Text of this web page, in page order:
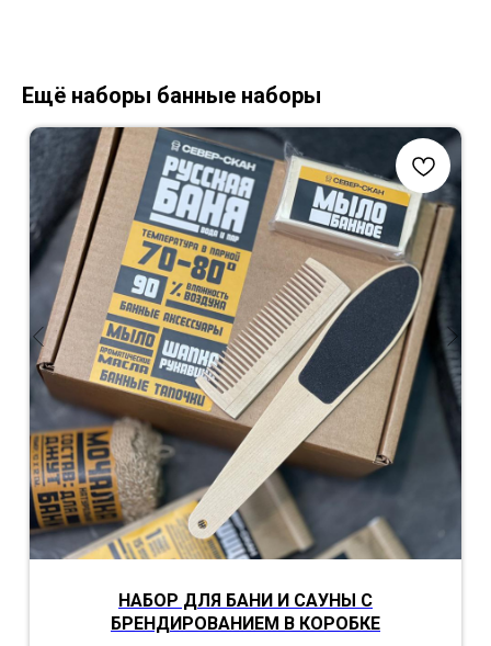
Ещё наборы банные наборы
НАБОР ДЛЯ БАНИ И САУНЫ С
БРЕНДИРОВАНИЕМ В КОРОБКЕ